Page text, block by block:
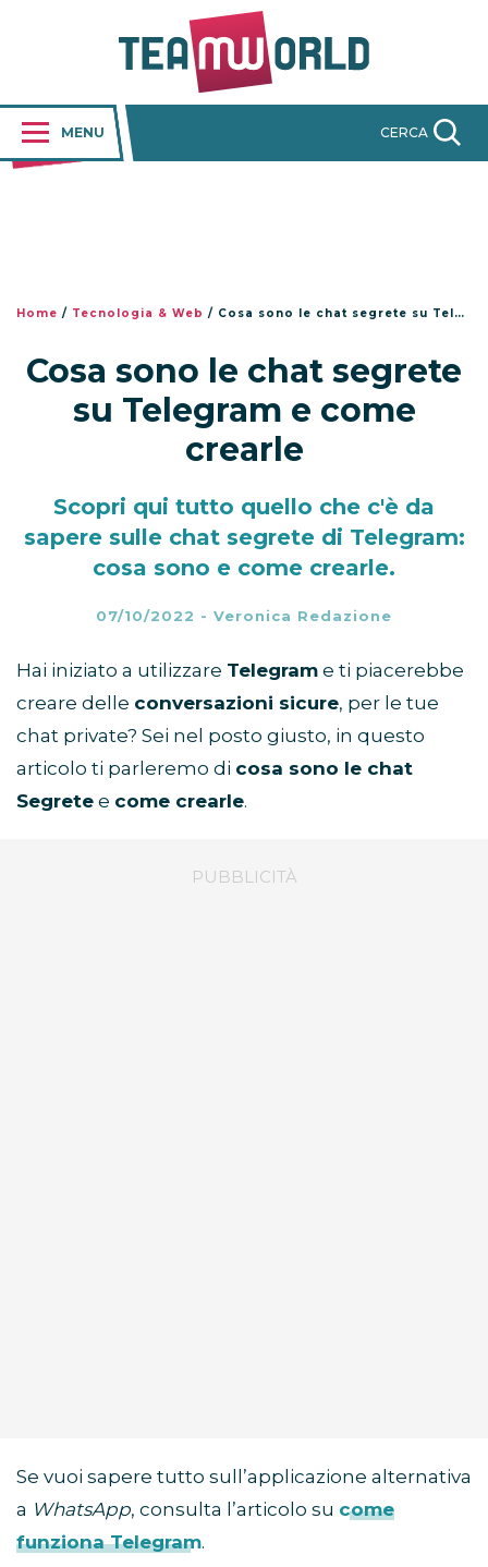
MENU CERCA
Home / Tecnologia & Web / Cosa sono le chat segrete su Telegram e come crearle
Cosa sono le chat segrete
su Telegram e come
crearle
Scopri qui tutto quello che c'è da
sapere sulle chat segrete di Telegram:
cosa sono e come crearle.
07/10/2022 - Veronica Redazione
Hai iniziato a utilizzare Telegram e ti piacerebbe
creare delle conversazioni sicure, per le tue
chat private? Sei nel posto giusto, in questo
articolo ti parleremo di cosa sono le chat
Segrete e come crearle.
Se vuoi sapere tutto sull’applicazione alternativa
a WhatsApp, consulta l’articolo su come
funziona Telegram.